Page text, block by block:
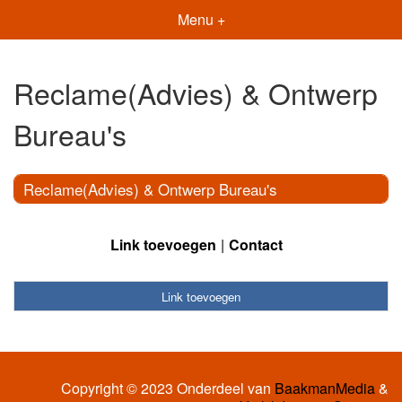
Menu +
Reclame(Advies) & Ontwerp
Bureau's
Reclame(Advies) & Ontwerp Bureau's
Link toevoegen Contact
Link toevoegen
Copyright © 2023 Onderdeel van BaakmanMedia&